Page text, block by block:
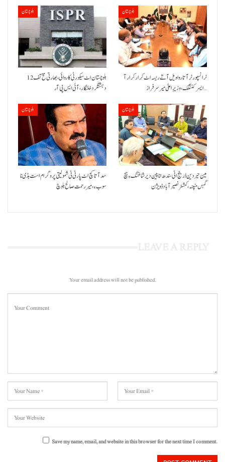
بلوچستان
بلوچستان اٹ سیکورٹی کاروائی، بھارتی مخ تف 12
دہشتگرد خلنگار،آئی ایس پی آر
بلوچستان
ٹرانسپورٹر آتا روا ویل آتے ریسہ اٹ کرار کرار آ
ایسر کننگک ،وزیرِ اعلیٰ میر سرفراز…
بلوچستان
سد آتا کچ اٹ پارٹی ٹی شمولیتی پروگرام است بڈی نا
سوب ءِ،میر رحمت صالح بلوچ
بلوچستان
مین حیردین ڈرینج اٹی سندھ انا پین دیر شاغنگ ءِ ہچ
گہس منپنہ،کمشنر نصیرآباد ڈویژن
Your email address will not be published.
Save my name, email, and website in this browser for the next time I comment.